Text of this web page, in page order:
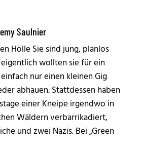
Saulnier
Hölle Sie sind jung, planlos
wollten sie für ein
nur einen kleinen Gig
abhauen. Stattdessen haben
einer Kneipe irgendwo in
Wäldern verbarrikadiert,
und zwei Nazis. Bei „Green